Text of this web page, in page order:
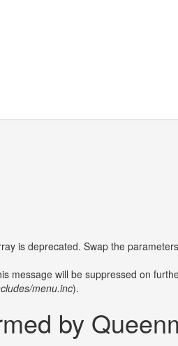
is deprecated. Swap the
message will be suppressed on
menu.inc).
by